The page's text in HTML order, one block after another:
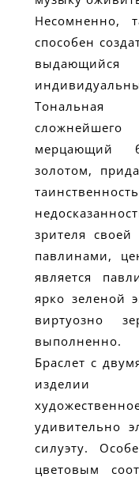
Несомненно,
способен
Тональная
мерцающий
золотом,
зрителя своей
павлинами,
является
ярко зеленой
виртуозно
выполненно.
Браслет с
изделии
удивительно
силуэту.
цветовым